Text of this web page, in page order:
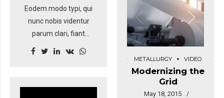
Etiam ultricies nisi vel
augue. Curabitur
ullamcorper ultricies
nisi. Nam eget dui. Etiam
rhoncus. Donec vitae
sapien ut libero
venenatis faucibus.
Eodem modo typi, qui
nunc nobis videntur
parum clari, fiant
sollemnes in futurum.
METALLURGY VIDEO
Modernizing the
Grid
May 18, 2015